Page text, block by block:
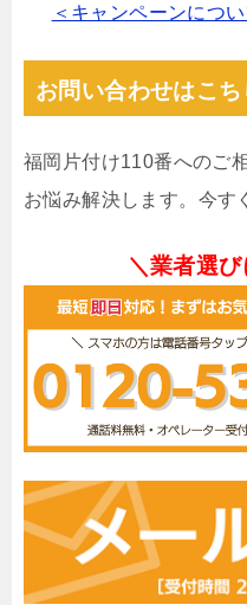
＜キャンペーンにつ
お問い合わせはこち
福岡片付け110番へのご
お悩み解決します。今す
＼業者選